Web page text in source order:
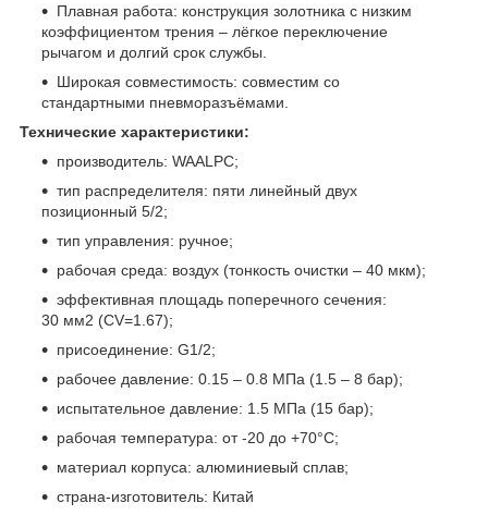
Плавная работа: конструкция золотника с низким
коэффициентом трения – лёгкое переключение
рычагом и долгий срок службы.
Широкая совместимость: совместим со
стандартными пневморазъёмами.
Технические характеристики:
производитель: WAALPC;
тип распределителя: пяти линейный двух
позиционный 5/2;
тип управления: ручное;
рабочая среда: воздух (тонкость очистки – 40 мкм);
эффективная площадь поперечного сечения:
30 мм2 (CV=1.67);
присоединение: G1/2;
рабочее давление: 0.15 – 0.8 МПа (1.5 – 8 бар);
испытательное давление: 1.5 МПа (15 бар);
рабочая температура: от -20 до +70°C;
материал корпуса: алюминиевый сплав;
страна-изготовитель: Китай